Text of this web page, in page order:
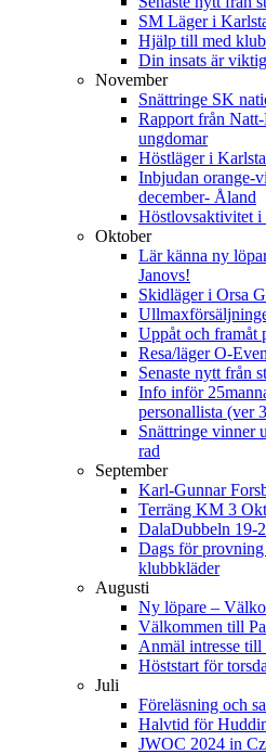
SM Läger i
Hjälp till med
Din insats är
November
Snättringe SK
Rapport från
ungdomar
Höstläger i
Inbjudan orange-
december- Åland
Höstlovsaktivitet i
Oktober
Lär känna ny
Janovs!
Skidläger i Orsa
Uppåt och framåt
Resa/läger O-
Senaste nytt från
Info inför
personallista (ver
Snättringe vinner
rad
September
Karl-Gunnar
Terräng KM 3
DalaDubbeln 19-
Dags för
klubbkläder
Augusti
Ny löpare –
Välkommen till
Anmäl intresse till
Höststart för
Juli
Föreläsning och
Halvtid för
JWOC 2024 in